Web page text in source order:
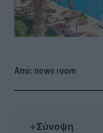
Από: news room
✦Σύνοψη